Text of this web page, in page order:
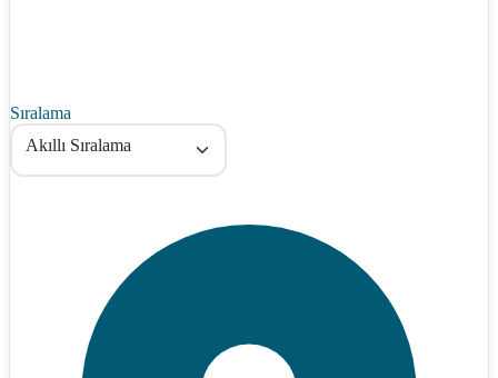
Sıralama
Akıllı Sıralama